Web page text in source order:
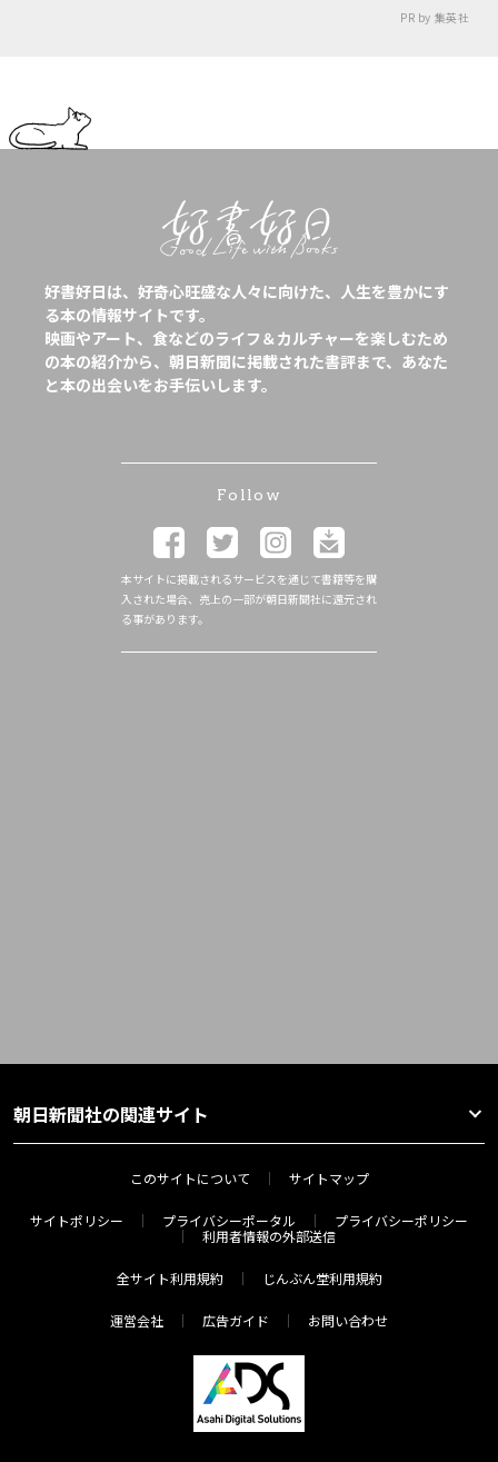
PR by 集英社
好書好日は、好奇心旺盛な人々に向けた、人生を豊かにす
る本の情報サイトです。
映画やアート、食などのライフ＆カルチャーを楽しむため
の本の紹介から、朝日新聞に掲載された書評まで、あなた
と本の出会いをお手伝いします。
Follow
本サイトに掲載されるサービスを通じて書籍等を購
入された場合、売上の一部が朝日新聞社に還元され
る事があります。
朝日新聞社の関連サイト
このサイトについて サイトマップ
サイトポリシー プライバシーポータル
プライバシーポリシー
利用者情報の外部送信
全サイト利用規約 じんぶん堂利用規約
運営会社 広告ガイド お問い合わせ